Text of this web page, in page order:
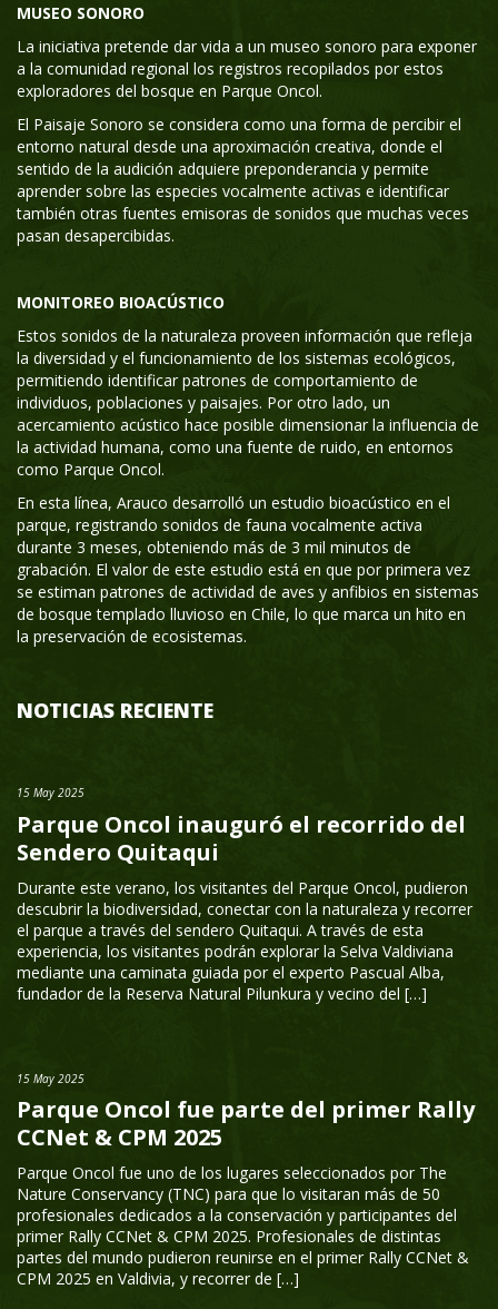
MUSEO SONORO
La iniciativa pretende dar vida a un museo sonoro para exponer
a la comunidad regional los registros recopilados por estos
exploradores del bosque en Parque Oncol.
El Paisaje Sonoro se considera como una forma de percibir el
entorno natural desde una aproximación creativa, donde el
sentido de la audición adquiere preponderancia y permite
aprender sobre las especies vocalmente activas e identificar
también otras fuentes emisoras de sonidos que muchas veces
pasan desapercibidas.
MONITOREO BIOACÚSTICO
Estos sonidos de la naturaleza proveen información que refleja
la diversidad y el funcionamiento de los sistemas ecológicos,
permitiendo identificar patrones de comportamiento de
individuos, poblaciones y paisajes. Por otro lado, un
acercamiento acústico hace posible dimensionar la influencia de
la actividad humana, como una fuente de ruido, en entornos
como Parque Oncol.
En esta línea, Arauco desarrolló un estudio bioacústico en el
parque, registrando sonidos de fauna vocalmente activa
durante 3 meses, obteniendo más de 3 mil minutos de
grabación. El valor de este estudio está en que por primera vez
se estiman patrones de actividad de aves y anfibios en sistemas
de bosque templado lluvioso en Chile, lo que marca un hito en
la preservación de ecosistemas.
NOTICIAS RECIENTE
15 May 2025
Parque Oncol inauguró el recorrido del
Sendero Quitaqui
Durante este verano, los visitantes del Parque Oncol, pudieron
descubrir la biodiversidad, conectar con la naturaleza y recorrer
el parque a través del sendero Quitaqui. A través de esta
experiencia, los visitantes podrán explorar la Selva Valdiviana
mediante una caminata guiada por el experto Pascual Alba,
fundador de la Reserva Natural Pilunkura y vecino del […]
15 May 2025
Parque Oncol fue parte del primer Rally
CCNet & CPM 2025
Parque Oncol fue uno de los lugares seleccionados por The
Nature Conservancy (TNC) para que lo visitaran más de 50
profesionales dedicados a la conservación y participantes del
primer Rally CCNet & CPM 2025. Profesionales de distintas
partes del mundo pudieron reunirse en el primer Rally CCNet &
CPM 2025 en Valdivia, y recorrer de […]